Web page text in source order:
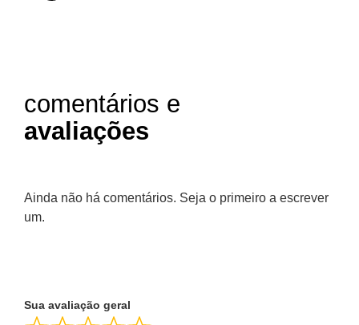
comentários e
avaliações
Ainda não há comentários. Seja o primeiro a escrever
um.
Sua avaliação geral